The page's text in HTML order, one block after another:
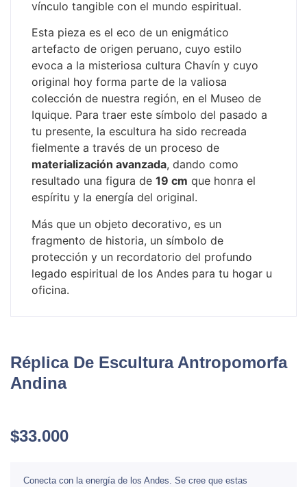
vínculo tangible con el mundo espiritual.
Esta pieza es el eco de un enigmático
artefacto de origen peruano, cuyo estilo
evoca a la misteriosa cultura Chavín y cuyo
original hoy forma parte de la valiosa
colección de nuestra región, en el Museo de
Iquique. Para traer este símbolo del pasado a
tu presente, la escultura ha sido recreada
fielmente a través de un proceso de
materialización avanzada, dando como
resultado una figura de 19 cm que honra el
espíritu y la energía del original.
Más que un objeto decorativo, es un
fragmento de historia, un símbolo de
protección y un recordatorio del profundo
legado espiritual de los Andes para tu hogar u
oficina.
Réplica De Escultura Antropomorfa
Andina
$33.000
Conecta con la energía de los Andes. Se cree que estas